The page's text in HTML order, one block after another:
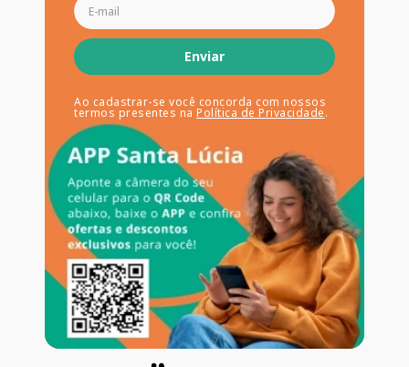
Enviar
Ao cadastrar-se você concorda com nossos
termos presentes na Política de Privacidade.